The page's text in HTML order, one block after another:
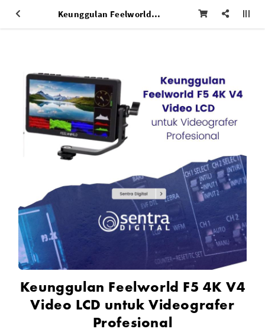
Keunggulan Feelworld F5 4K V4 Video LCD untuk Videografer Profesional
Keunggulan Feelworld F5 4K V4
Video LCD untuk Videografer
Profesional